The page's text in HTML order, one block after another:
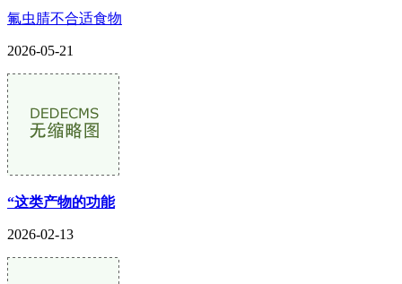
氟虫腈不合适食物
2026-05-21
“这类产物的功能
2026-02-13